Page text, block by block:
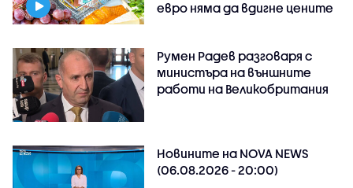
евро няма да вдигне цените
Румен Радев разговаря с
министъра на външните
работи на Великобритания
Новините на NOVA NEWS
(06.08.2026 - 20:00)